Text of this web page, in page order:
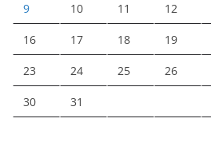
9 10 11 12
16 17 18 19
23 24 25 26
30 31